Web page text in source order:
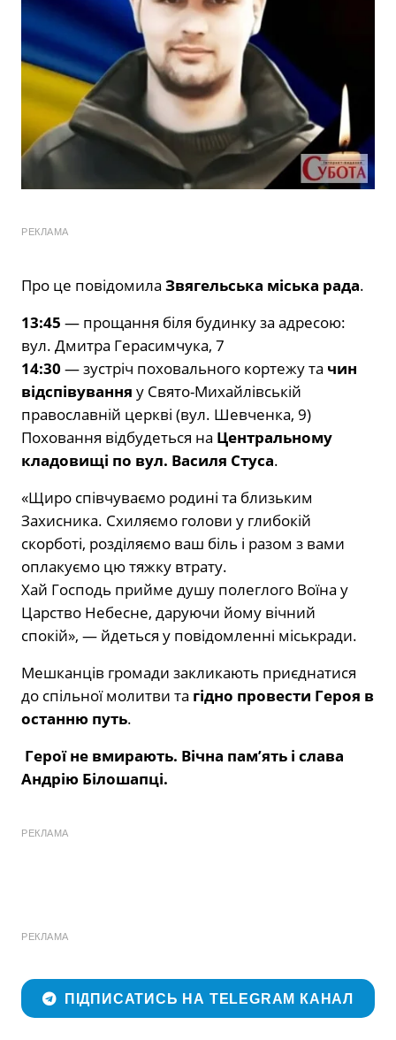
РЕКЛАМА
Про це повідомила Звягельська міська рада.
13:45 — прощання біля будинку за адресою:
вул. Дмитра Герасимчука, 7
14:30 — зустріч поховального кортежу та чин
відспівування у Свято-Михайлівській
православній церкві (вул. Шевченка, 9)
Поховання відбудеться на Центральному
кладовищі по вул. Василя Стуса.
«Щиро співчуваємо родині та близьким
Захисника. Схиляємо голови у глибокій
скорботі, розділяємо ваш біль і разом з вами
оплакуємо цю тяжку втрату.
Хай Господь прийме душу полеглого Воїна у
Царство Небесне, даруючи йому вічний
спокій», — йдеться у повідомленні міськради.
Мешканців громади закликають приєднатися
до спільної молитви та гідно провести Героя в
останню путь.
Герої не вмирають. Вічна пам’ять і слава
Андрію Білошапці.
РЕКЛАМА
РЕКЛАМА
ПІДПИСАТИСЬ НА TELEGRAM КАНАЛ